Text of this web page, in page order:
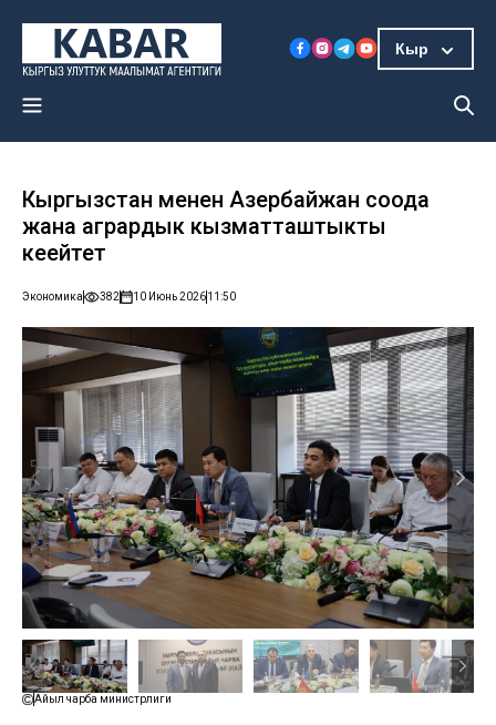
Кыр
Кыргызстан менен Азербайжан соода
жана агрардык кызматташтыкты
кеңейтет
Экономика 382 10 Июнь 202611:50
Айыл чарба министрлиги